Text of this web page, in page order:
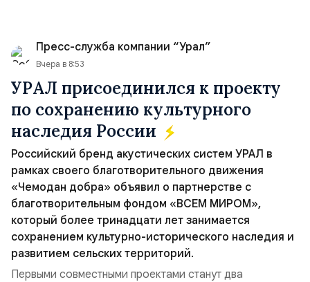
Пресс-служба компании “Урал”
Вчера в 8:53
УРАЛ присоединился к проекту
по сохранению культурного
наследия России
Российский бренд акустических систем УРАЛ в
рамках своего благотворительного движения
«Чемодан добра» объявил о партнерстве с
благотворительным фондом «ВСЕМ МИРОМ»,
который более тринадцати лет занимается
сохранением культурно-исторического наследия и
развитием сельских территорий.
Первыми совместными проектами станут два